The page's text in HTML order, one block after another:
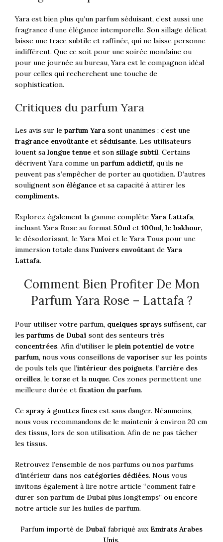
Yara est bien plus qu’un parfum séduisant, c’est aussi une
fragrance d’une élégance intemporelle. Son sillage délicat
laisse une trace subtile et raffinée, qui ne laisse personne
indifférent. Que ce soit pour une soirée mondaine ou
pour une journée au bureau, Yara est le compagnon idéal
pour celles qui recherchent une touche de
sophistication.
Critiques du parfum Yara
Les avis sur le parfum Yara sont unanimes : c’est une
fragrance envoûtante et séduisante. Les utilisateurs
louent sa longue tenue et son sillage subtil. Certains
décrivent Yara comme un parfum addictif, qu’ils ne
peuvent pas s’empêcher de porter au quotidien. D’autres
soulignent son élégance et sa capacité à attirer les
compliments.
Explorez également la gamme complète Yara Lattafa,
incluant Yara Rose au format 50ml et 100ml, le bakhour,
le désodorisant, le Yara Moi et le Yara Tous pour une
immersion totale dans l’univers envoûtant de Yara
Lattafa.
Comment Bien Profiter De Mon
Parfum Yara Rose – Lattafa ?
Pour utiliser votre parfum, quelques sprays suffisent, car
les parfums de Dubaï sont des senteurs très
concentrées. Afin d’utiliser le plein potentiel de votre
parfum, nous vous conseillons de vaporiser sur les points
de pouls tels que l’intérieur des poignets, l’arrière des
oreilles, le torse et la nuque. Ces zones permettent une
meilleure durée et fixation du parfum.
Ce spray à gouttes fines est sans danger. Néanmoins,
nous vous recommandons de le maintenir à environ 20 cm
des tissus, lors de son utilisation. Afin de ne pas tâcher
les tissus.
Retrouvez l’ensemble de nos parfums ou nos parfums
d’intérieur dans nos catégories dédiées. Nous vous
invitons également à lire notre article “comment faire
durer son parfum de Dubai plus longtemps” ou encore
notre article sur les huiles de parfum.
Parfum importé de Dubaï fabriqué aux Emirats Arabes
Unis.